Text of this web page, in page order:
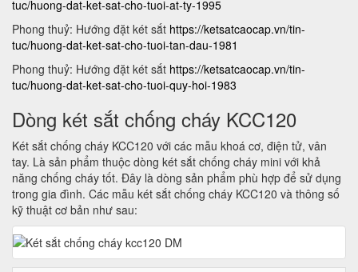
tuc/huong-dat-ket-sat-cho-tuoi-at-ty-1995
Phong thuỷ: Hướng đặt két sắt https://ketsatcaocap.vn/tin-
tuc/huong-dat-ket-sat-cho-tuoi-tan-dau-1981
Phong thuỷ: Hướng đặt két sắt https://ketsatcaocap.vn/tin-
tuc/huong-dat-ket-sat-cho-tuoi-quy-hoi-1983
Dòng két sắt chống cháy KCC120
Két sắt chống cháy KCC120 với các mẫu khoá cơ, điện tử, vân
tay. Là sản phẩm thuộc dòng két sắt chống cháy mini với khả
năng chống cháy tốt. Đây là dòng sản phẩm phù hợp để sử dụng
trong gia đình. Các mẫu két sắt chống cháy KCC120 và thông số
kỹ thuật cơ bản như sau: